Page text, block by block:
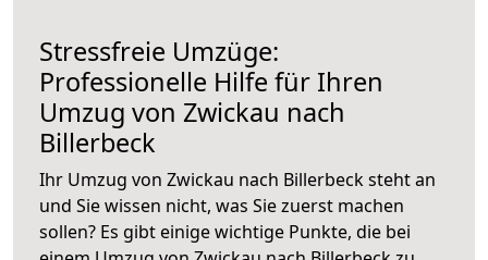
Stressfreie Umzüge:
Professionelle Hilfe für Ihren
Umzug von Zwickau nach
Billerbeck
Ihr Umzug von Zwickau nach Billerbeck steht an
und Sie wissen nicht, was Sie zuerst machen
sollen? Es gibt einige wichtige Punkte, die bei